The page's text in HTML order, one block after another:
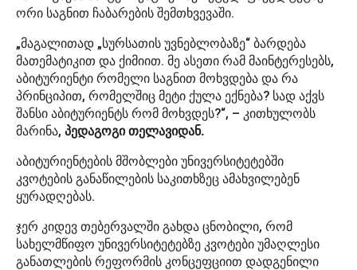
ორი საგნით ჩაბარების შემთხვევაში.
„მაგალითად „სურსათის უვნებლობაზე“ ბარდება
მათემატიკით და ქიმიით. მე ასეთი რამ მაინტერესებს,
აბიტურიენტი რომელი საგნით მოხვდება და რა
პრინციპით, რომელშიც მეტი ქულა ექნება? სად აქვს
შანსი აბიტურიენტს რომ მოხვდეს?“, – კითხულობს
მარინა, პედაგოგი თელავიდან.
აბიტურიენტების მშობლები უნივერსიტეტებში
კვოტების განაწილების საკითხზეც ამახვილებენ
ყურადღებას.
ჯერ კიდევ თებერვალში გახდა ცნობილი, რომ
სახელმწიფო უნივერსიტეტებზე კვოტები უმაღლესი
განათლების რეფორმის კონცეფციით დადგენილი